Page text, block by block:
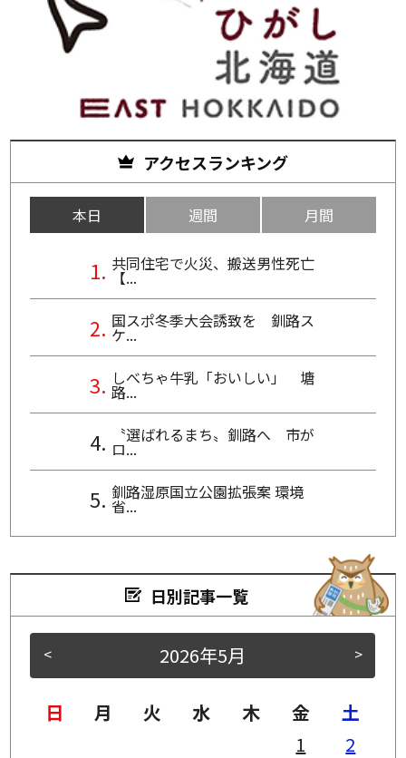
アクセスランキング
本日 週間 月間
共同住宅で火災、搬送男性死亡
【...
国スポ冬季大会誘致を 釧路ス
ケ...
しべちゃ牛乳「おいしい」 塘
路...
〝選ばれるまち〟釧路へ 市が
ロ...
釧路湿原国立公園拡張案 環境
省...
日別記事一覧
< >
2026年5月
日 月 火 水 木 金
土
1
2